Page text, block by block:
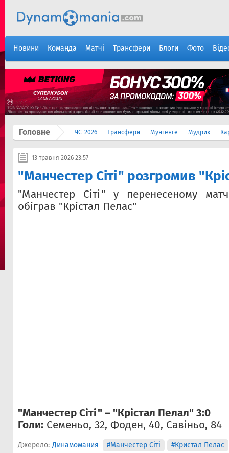
Новини Команда Матчі Трансфери Блоги Фото
Головне ЧС-2026 Трансфери Мунгенге Мудрик
13 травня 2026 23:57
"Манчестер Сіті" розгромив
"Манчестер Сіті" у перенесеному
обіграв "Крістал Пелас"
"Манчестер Сіті" – "Крістал Пелал" 3:0
Голи: Семеньо, 32, Фоден, 40, Савіньо, 84
Джерело: Динамомания #Манчестер Сіті #Кристал Пелас